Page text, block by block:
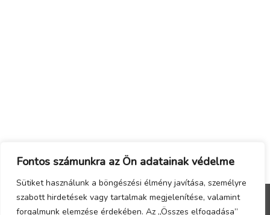
Fontos számunkra az Ön adatainak védelme
Sütiket használunk a böngészési élmény javítása, személyre
szabott hirdetések vagy tartalmak megjelenítése, valamint
forgalmunk elemzése érdekében. Az „Összes elfogadása”